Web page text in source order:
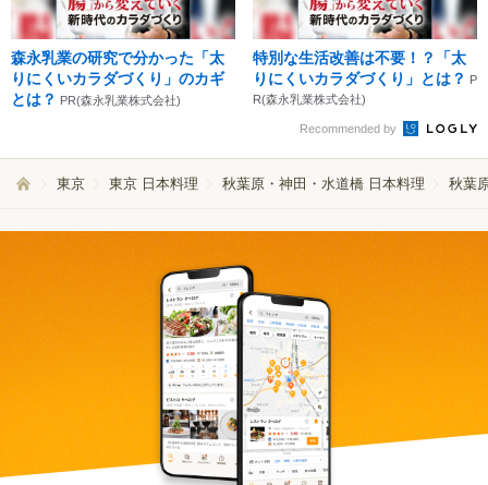
森永乳業の研究で分かった「太
りにくいカラダづくり」のカギ
とは？ PR(森永乳業株式会社)
特別な生活改善は不要！？「太
りにくいカラダづくり」とは？ P
R(森永乳業株式会社)
Recommended by
東京 東京 日本料理 秋葉原・神田・水道橋 日本料理 秋葉